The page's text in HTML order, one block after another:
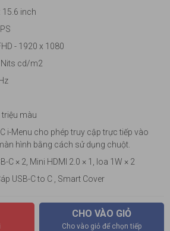
15.6 inch
- 1920 x 1080
Nits cd/m2
màu
i-Menu cho phép truy cập trực tiếp vào
hình bằng cách sử dụng chuột.
C × 2, Mini HDMI 2.0 × 1, loa 1W × 2
USB-C to C , Smart Cover
CHO VÀO GIỎ
Cho vào giỏ để chọn tiếp